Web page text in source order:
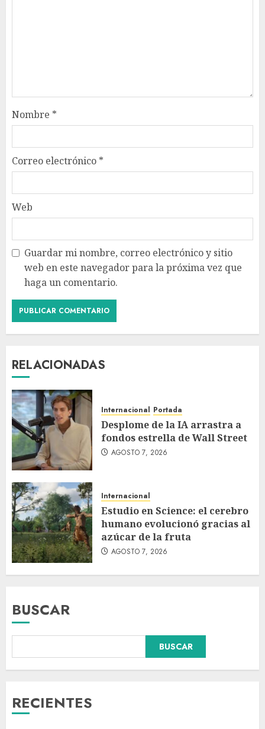
Nombre *
Correo electrónico *
Web
Guardar mi nombre, correo electrónico y sitio
web en este navegador para la próxima vez que
haga un comentario.
RELACIONADAS
Internacional Portada
Desplome de la IA arrastra a
fondos estrella de Wall Street
AGOSTO 7, 2026
Internacional
Estudio en Science: el cerebro
humano evolucionó gracias al
azúcar de la fruta
AGOSTO 7, 2026
BUSCAR
BUSCAR
RECIENTES
3
Fallece Carlos Garfias Merlos,
arzobispo emérito de Morelia,